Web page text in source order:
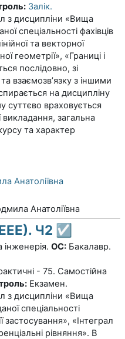
Залік.
з дисципліни «Вища
спеціальності фахівців
та векторної
геометрії», «Границі і
послідовно, зі
взаємозв’язку з іншими
на дисципліну
враховується
викладання, загальна
та характер
Анатоліївна
Анатоліївна
Ч2 ☑️
ОС: Бакалавр.
- 75. Самостійна
Екзамен.
з дисципліни «Вища
спеціальності
застосування», «Інтеграл
рівняння». В